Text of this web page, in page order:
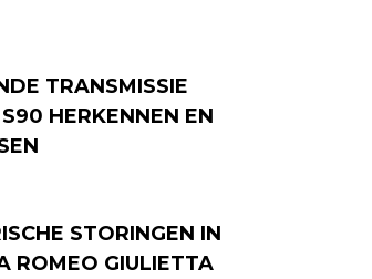
TRANSMISSIE
HERKENNEN EN
STORINGEN IN
ROMEO GIULIETTA